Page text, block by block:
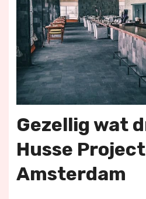
Gezellig wat
Husse
Amsterdam